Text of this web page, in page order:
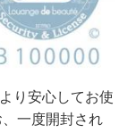
り安心してお使
一度開封され